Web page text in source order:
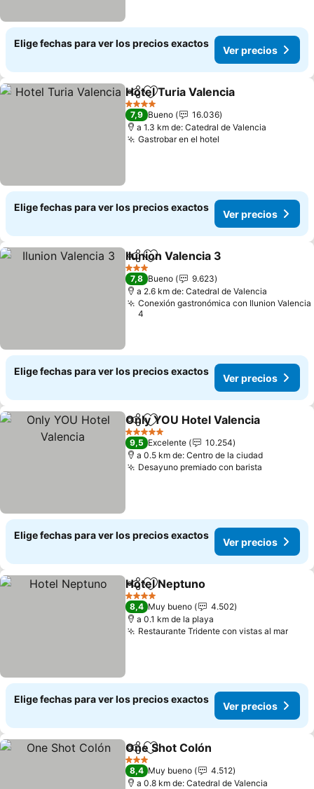
Elige fechas para ver los precios exactos
Ver precios
CompartirAgregar a favoritos
Hotel Turia Valencia
4 Estrellas
7,9 Bueno
16.036
a 1.3 km de: Catedral de Valencia
Gastrobar en el hotel
Elige fechas para ver los precios exactos
Ver precios
CompartirAgregar a favoritos
Ilunion Valencia 3
3 Estrellas
7,8 Bueno
9.623
a 2.6 km de: Catedral de Valencia
Conexión gastronómica con Ilunion Valencia
4
Elige fechas para ver los precios exactos
Ver precios
CompartirAgregar a favoritos
Only YOU Hotel Valencia
5 Estrellas
9,5 Excelente
10.254
a 0.5 km de: Centro de la ciudad
Desayuno premiado con barista
Elige fechas para ver los precios exactos
Ver precios
CompartirAgregar a favoritos
Hotel Neptuno
4 Estrellas
8,4 Muy bueno
4.502
a 0.1 km de la playa
Restaurante Tridente con vistas al mar
Elige fechas para ver los precios exactos
Ver precios
CompartirAgregar a favoritos
One Shot Colón
3 Estrellas
8,4 Muy bueno
4.512
a 0.8 km de: Catedral de Valencia